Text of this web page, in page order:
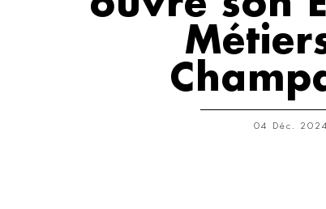
04 Déc. 2024